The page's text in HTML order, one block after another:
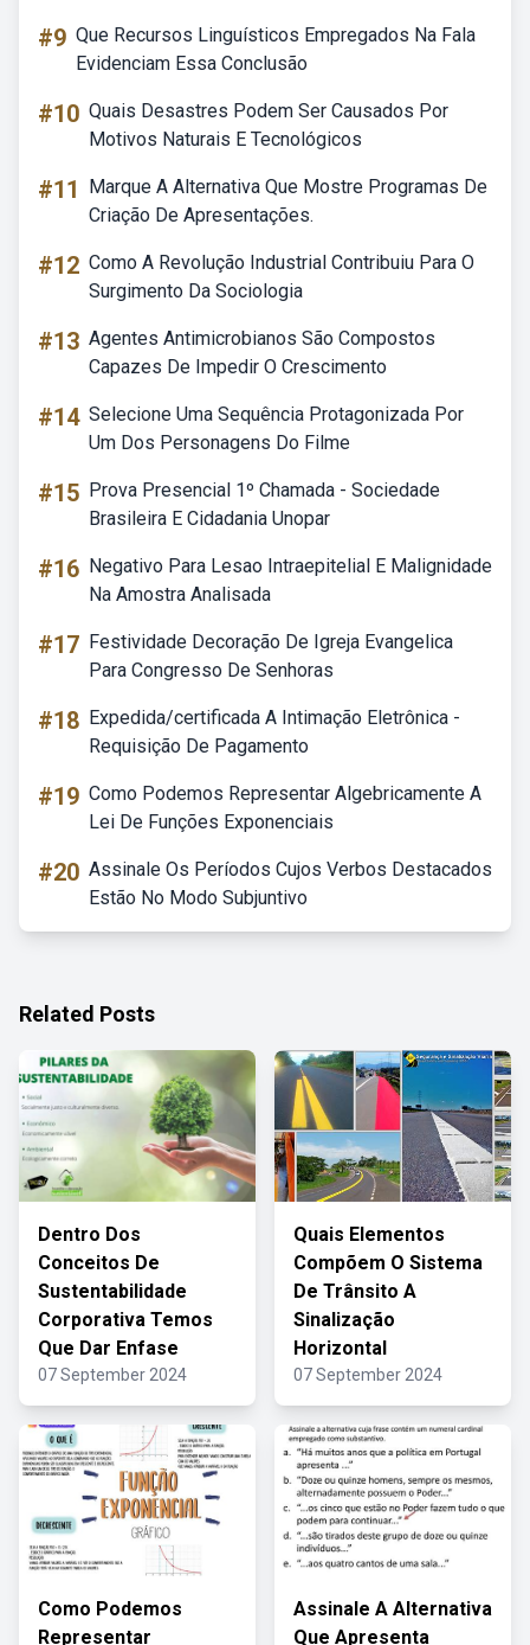
#9 Que Recursos Linguísticos Empregados Na Fala
Evidenciam Essa Conclusão
#10 Quais Desastres Podem Ser Causados Por
Motivos Naturais E Tecnológicos
#11
Marque A Alternativa Que Mostre Programas De
Criação De Apresentações.
#12 Como A Revolução Industrial Contribuiu Para O
Surgimento Da Sociologia
#13 Agentes Antimicrobianos São Compostos
Capazes De Impedir O Crescimento
#14 Selecione Uma Sequência Protagonizada Por
Um Dos Personagens Do Filme
#15 Prova Presencial 1º Chamada - Sociedade
Brasileira E Cidadania Unopar
#16 Negativo Para Lesao Intraepitelial E Malignidade
Na Amostra Analisada
#17 Festividade Decoração De Igreja Evangelica
Para Congresso De Senhoras
#18 Expedida/certificada A Intimação Eletrônica -
Requisição De Pagamento
#19 Como Podemos Representar Algebricamente A
Lei De Funções Exponenciais
#20 Assinale Os Períodos Cujos Verbos Destacados
Estão No Modo Subjuntivo
Related Posts
Dentro Dos
Conceitos De
Sustentabilidade
Corporativa Temos
Que Dar Enfase
07 September 2024
Quais Elementos
Compõem O Sistema
De Trânsito A
Sinalização
Horizontal
07 September 2024
Como Podemos
Representar
Assinale A Alternativa
Que Apresenta